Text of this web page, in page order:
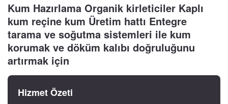
Kum Hazırlama Organik kirleticiler Kaplı
kum reçine kum Üretim hattı Entegre
tarama ve soğutma sistemleri ile kum
korumak ve döküm kalıbı doğruluğunu
artırmak için
Hizmet Özeti